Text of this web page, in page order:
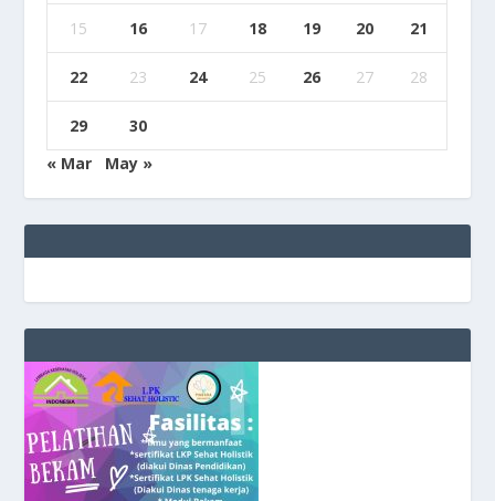
15 16 17 18 19 20 21
22 23 24 25 26 27 28
29
30
« Mar
May »
b
9
9
c
a
s
i